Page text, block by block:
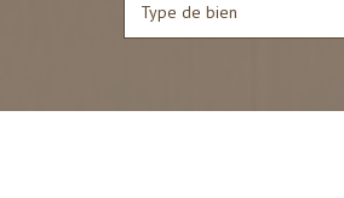
Type de bien